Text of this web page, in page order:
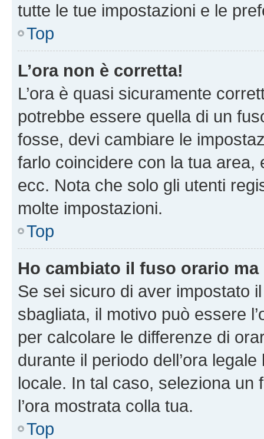
tutte le tue impostazioni e le
Top
L’ora non è corretta!
L’ora è quasi sicuramente
potrebbe essere quella di un
fosse, devi cambiare le
farlo coincidere con la tua area,
ecc. Nota che solo gli utenti
molte impostazioni.
Top
Ho cambiato il fuso orario ma
Se sei sicuro di aver impostato
sbagliata, il motivo può essere
per calcolare le differenze di
durante il periodo dell’ora
locale. In tal caso, seleziona
l’ora mostrata colla tua.
Top